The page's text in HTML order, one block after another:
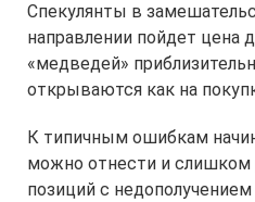
Спекулянты в
направлении пойдет цена
«медведей»
открываются как на
К типичным ошибкам
можно отнести и слишком
позиций с